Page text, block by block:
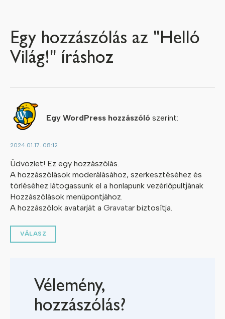
Egy hozzászólás az "Helló
Világ!" íráshoz
Egy WordPress hozzászóló szerint:
2024.01.17. 08:12
Üdvözlet! Ez egy hozzászólás.
A hozzászólások moderálásához, szerkesztéséhez és
törléséhez látogassunk el a honlapunk vezérlőpultjának
Hozzászólások menüpontjához.
A hozzászólok avatarját a Gravatar biztosítja.
VÁLASZ
Vélemény,
hozzászólás?